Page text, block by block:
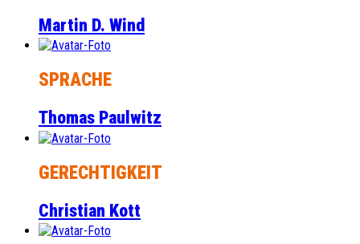
Martin D. Wind
SPRACHE
Thomas Paulwitz
GERECHTIGKEIT
Christian Kott